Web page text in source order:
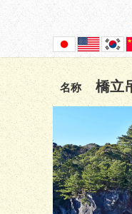
名称 橋立